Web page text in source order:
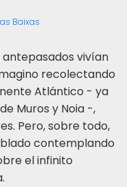
Baixas
vivían
recolectando
Atlántico - ya
Muros y Noia -,
Pero, sobre todo,
contemplando
el infinito